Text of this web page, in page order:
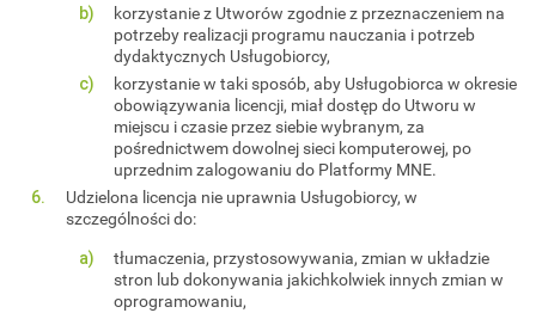
korzystanie z Utworów zgodnie z przeznaczeniem na
potrzeby realizacji programu nauczania i potrzeb
dydaktycznych Usługobiorcy,
korzystanie w taki sposób, aby Usługobiorca w okresie
obowiązywania licencji, miał dostęp do Utworu w
miejscu i czasie przez siebie wybranym, za
pośrednictwem dowolnej sieci komputerowej, po
uprzednim zalogowaniu do Platformy MNE.
Udzielona licencja nie uprawnia Usługobiorcy, w
szczególności do:
tłumaczenia, przystosowywania, zmian w układzie
stron lub dokonywania jakichkolwiek innych zmian w
oprogramowaniu,